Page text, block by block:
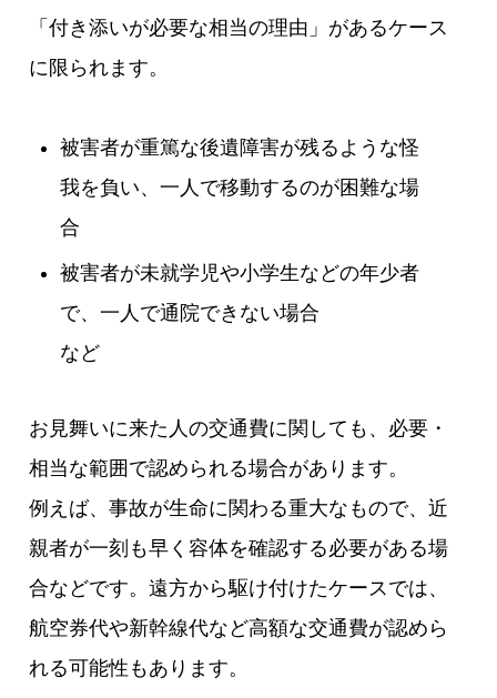
「付き添いが必要な相当の理由」があるケース
に限られます。
被害者が重篤な後遺障害が残るような怪
我を負い、一人で移動するのが困難な場
合
被害者が未就学児や小学生などの年少者
で、一人で通院できない場合
など
お見舞いに来た人の交通費に関しても、必要・
相当な範囲で認められる場合があります。
例えば、事故が生命に関わる重大なもので、近
親者が一刻も早く容体を確認する必要がある場
合などです。遠方から駆け付けたケースでは、
航空券代や新幹線代など高額な交通費が認めら
れる可能性もあります。